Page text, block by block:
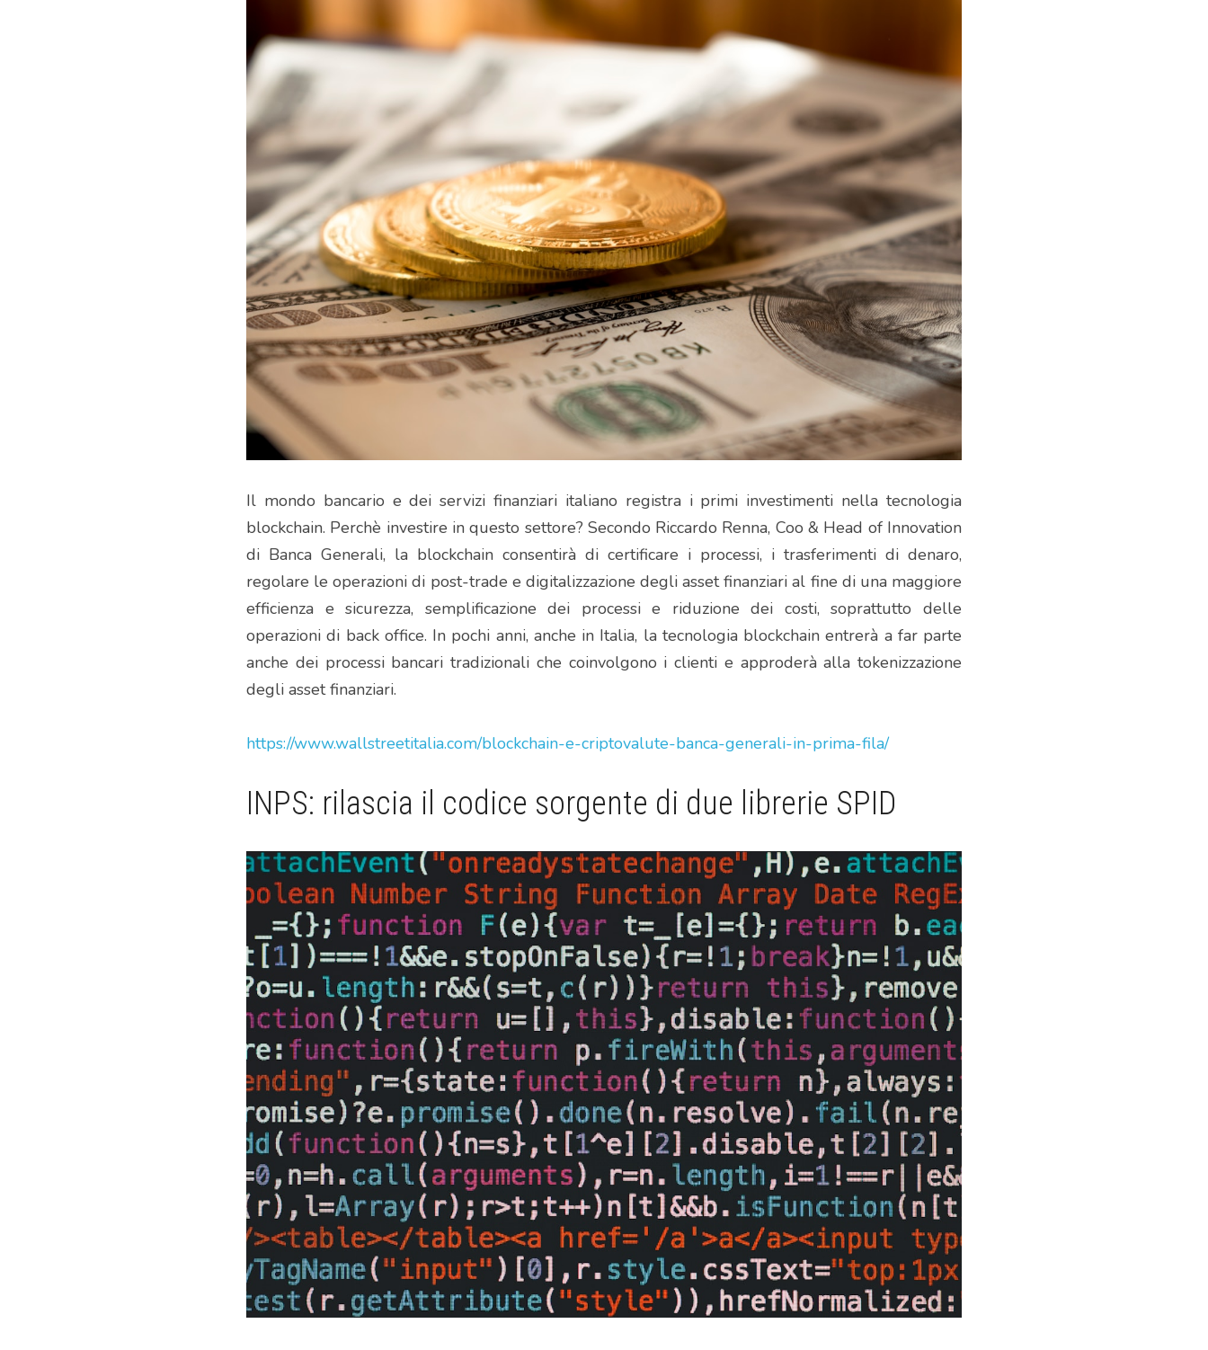
Il mondo bancario e dei servizi finanziari italiano registra i primi investimenti nella tecnologia
blockchain. Perchè investire in questo settore? Secondo Riccardo Renna, Coo & Head of Innovation
di Banca Generali, la blockchain consentirà di certificare i processi, i trasferimenti di denaro,
regolare le operazioni di post-trade e digitalizzazione degli asset finanziari al fine di una maggiore
efficienza e sicurezza, semplificazione dei processi e riduzione dei costi, soprattutto delle
operazioni di back office. In pochi anni, anche in Italia, la tecnologia blockchain entrerà a far parte
anche dei processi bancari tradizionali che coinvolgono i clienti e approderà alla tokenizzazione
degli asset finanziari.
https://www.wallstreetitalia.com/blockchain-e-criptovalute-banca-generali-in-prima-fila/
INPS: rilascia il codice sorgente di due librerie SPID